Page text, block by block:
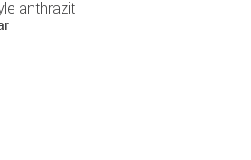
anthrazit